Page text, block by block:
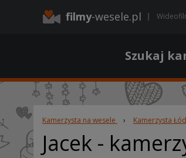
filmy-wesele.pl
Szukaj
Kamerzysta na wesele › Kamerzysta
Jacek -